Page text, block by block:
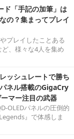
ド「手記の加筆」は
の？集まってプレイ
プレイしたことある
、様々な4人を集め
ッシュレートで勝ち
ネル搭載のGigaCry
マー注目の武器
OLEDパネルの圧倒的
』で体感しま